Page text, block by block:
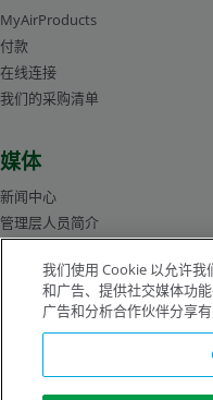
MyAirProducts
付款
在线连接
我们的采购清单
媒体
新闻中心
管理层人员简介
沪ICP备19019974号-2
我们使用 Cookie 以允许
和广告、提供社交媒体功
广告和分析合作伙伴分享